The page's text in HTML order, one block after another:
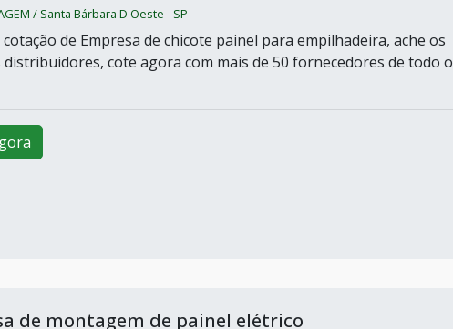
/ Santa Bárbara D'Oeste - SP
cotação de Empresa de chicote painel para empilhadeira, ache os
cote agora com mais de 50 fornecedores de todo o
de montagem de painel elétrico